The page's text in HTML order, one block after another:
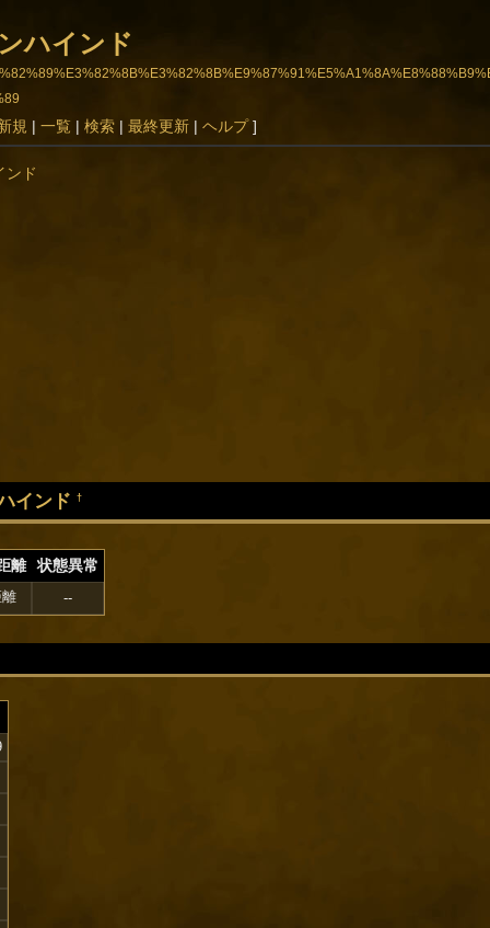
ハインド
規 | 一覧 | 検索| 最終更新| ヘルプ]
ンド
インド †
離 状態異常
--